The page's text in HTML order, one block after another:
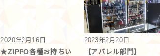
2020年2月16日
★ZIPPO各種お持ちい
2023年2月20日
【アパレル部門】